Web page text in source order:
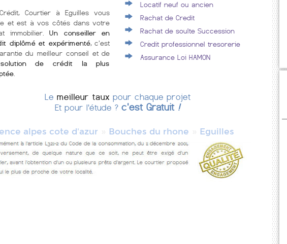
Courtier à Eguilles vous
et est à vos côtés dans votre
immobilier.Un conseiller en
diplômé et expérimenté, c'est
du meilleur conseil et de
solution de crédit la plus
Locatif neuf ou ancien
Rachat de Credit
Rachat de soulte Succession
Credit professionnel tresorerie
Assurance Loi HAMON
Le meilleur taux pour chaque projet
Et pour l'étude ?c'est Gratuit !
alpes cote d'azur Bouches du rhone Eguilles